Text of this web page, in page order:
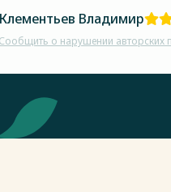
Клементьев Владимир
Сообщить о нарушении авторских